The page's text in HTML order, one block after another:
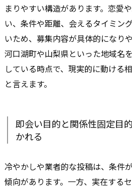
まりやすい構造があります。恋愛
い、条件や距離、会えるタイミン
いため、募集内容が具体的になり
河口湖町や山梨県といった地域名
している時点で、現実的に動ける
と言えます。
即会い目的と関係性固定目
かれる
冷やかしや業者的な投稿は、条件
傾向があります。一方、実在する